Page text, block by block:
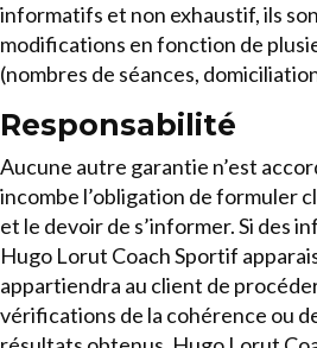
informatifs et non exhaustif, ils
modifications en fonction de
(nombres de séances,
Responsabilité
Aucune autre garantie n’est
incombe l’obligation de formuler
et le devoir de s’informer. Si des
Hugo Lorut Coach Sportif
appartiendra au client de
vérifications de la cohérence ou